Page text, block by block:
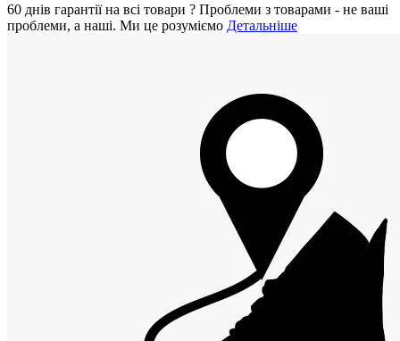
60 днiв гарантії на всi товари ? Проблеми з товарами - не ваші
проблеми, а наші. Ми це розуміємо Детальніше